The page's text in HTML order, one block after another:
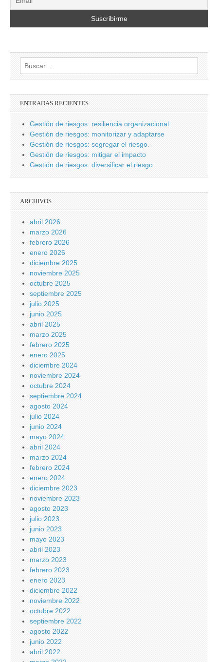
Buscar:
ENTRADAS RECIENTES
Gestión de riesgos: resiliencia organizacional
Gestión de riesgos: monitorizar y adaptarse
Gestión de riesgos: segregar el riesgo.
Gestión de riesgos: mitigar el impacto
Gestión de riesgos: diversificar el riesgo
ARCHIVOS
abril 2026
marzo 2026
febrero 2026
enero 2026
diciembre 2025
noviembre 2025
octubre 2025
septiembre 2025
julio 2025
junio 2025
abril 2025
marzo 2025
febrero 2025
enero 2025
diciembre 2024
noviembre 2024
octubre 2024
septiembre 2024
agosto 2024
julio 2024
junio 2024
mayo 2024
abril 2024
marzo 2024
febrero 2024
enero 2024
diciembre 2023
noviembre 2023
agosto 2023
julio 2023
junio 2023
mayo 2023
abril 2023
marzo 2023
febrero 2023
enero 2023
diciembre 2022
noviembre 2022
octubre 2022
septiembre 2022
agosto 2022
junio 2022
abril 2022